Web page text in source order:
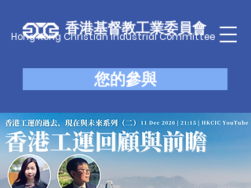
您的參與
香港基督教工業委員會
Hong Kong Christian Industrial Committee